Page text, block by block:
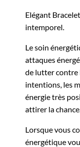
Elégant
intemporel.
Le soin
attaques
de lutter contre
intentions, les
énergie très
attirer la chance.
Lorsque vous
énergétique